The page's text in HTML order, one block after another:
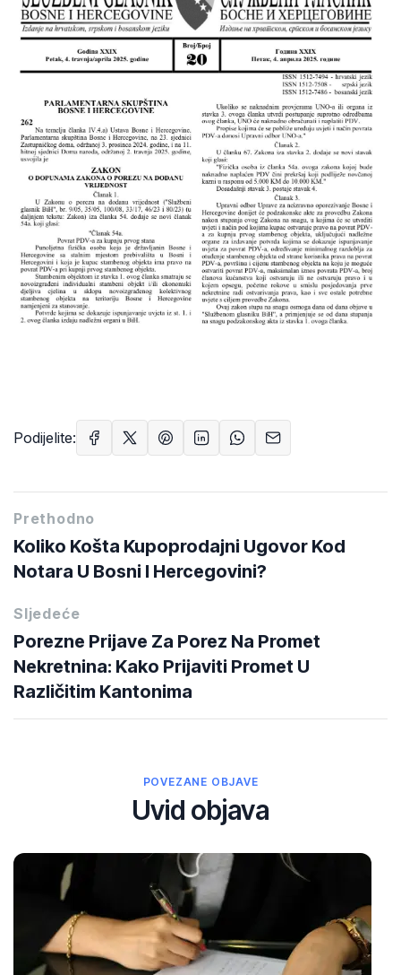
Podijelite:
Prethodno
Koliko Košta Kupoprodajni Ugovor Kod
Notara U Bosni I Hercegovini?
Sljedeće
Porezne Prijave Za Porez Na Promet
Nekretnina: Kako Prijaviti Promet U
Različitim Kantonima
POVEZANE OBJAVE
Uvid objava